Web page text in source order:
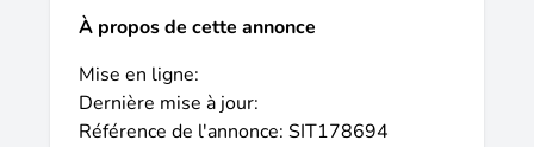
À propos de cette annonce
Mise en ligne:
Dernière mise à jour:
Référence de l'annonce: SIT178694